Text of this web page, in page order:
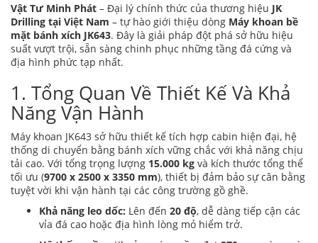
Vật Tư Minh Phát – Đại lý chính thức của thương hiệu JK
Drilling tại Việt Nam – tự hào giới thiệu dòng Máy khoan bề
mặt bánh xích JK643. Đây là giải pháp đột phá sở hữu hiệu
suất vượt trội, sẵn sàng chinh phục những tầng đá cứng và
địa hình phức tạp nhất.
1. Tổng Quan Về Thiết Kế Và Khả
Năng Vận Hành
Máy khoan JK643 sở hữu thiết kế tích hợp cabin hiện đại, hệ
thống di chuyển bằng bánh xích vững chắc với khả năng chịu
tải cao. Với tổng trọng lượng 15.000 kg và kích thước tổng thể
tối ưu (9700 x 2500 x 3350 mm), thiết bị đảm bảo sự cân bằng
tuyệt vời khi vận hành tại các công trường gồ ghề.
Khả năng leo dốc: Lên đến 20 độ, dễ dàng tiếp cận các
vỉa đá cao hoặc địa hình lòng mỏ hiểm trở.